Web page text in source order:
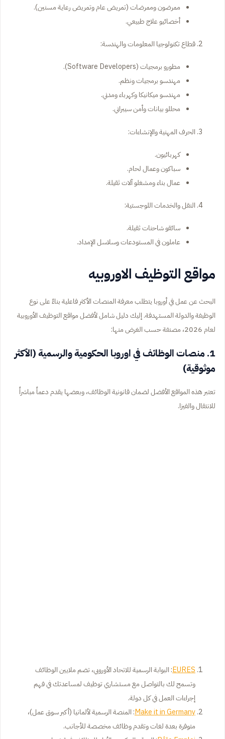
ممرضون وممرضات (تمريض عام وتمريض رعاية مسنين).
أخصائيو علاج طبيعي.
قطاع تكنولوجيا المعلومات والهندسة:
مطورو برمجيات (Software Developers).
مهندسو برمجيات ونظم.
مهندسو ميكانيكا وكهرباء ومدني.
محللو بيانات وأمن سيبراني.
الحرف المهنية والإنشاءات:
كهربائيون.
سباكون وعمال لحام.
عمال بناء ومشغلو آلات ثقيلة.
النقل والخدمات اللوجستية:
سائقو شاحنات ثقيلة.
عاملون في المستودعات وسلاسل الإمداد.
مواقع التوظيف الاوروبيه
البحث عن عمل في أوروبا يتطلب معرفة المنصات الأكثر فاعلية بناءً على نوع
الوظيفة والدولة المستهدفة. إليك دليل شامل لأفضل مواقع التوظيف الأوروبية
لعام 2026، مصنفة حسب الغرض منها:
1. منصات الوظائف في اوروبا الحكومية والرسمية (الأكثر
موثوقية)
تعتبر هذه المواقع الأفضل لضمان قانونية الوظائف، وبعضها يقدم دعماً مباشراً
للانتقال والفيزا.
EURES: البوابة الرسمية للاتحاد الأوروبي، تضم ملايين الوظائف
وتسمح لك بالتواصل مع مستشاري توظيف لمساعدتك في فهم
إجراءات العمل في كل دولة.
Make it in Germany: المنصة الرسمية لألمانيا (أكبر سوق عمل)،
متوفرة بعدة لغات وتقدم وظائف مخصصة للأجانب.